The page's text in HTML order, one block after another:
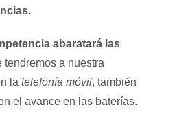
abaratará las
tendremos a nuestra
latelefonía móvil, también
el avance en las baterías.